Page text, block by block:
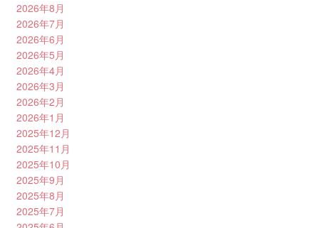
2026年8月
2026年7月
2026年6月
2026年5月
2026年4月
2026年3月
2026年2月
2026年1月
2025年12月
2025年11月
2025年10月
2025年9月
2025年8月
2025年7月